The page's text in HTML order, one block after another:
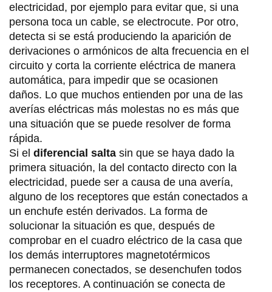
electricidad, por ejemplo para evitar que, si una
persona toca un cable, se electrocute. Por otro,
detecta si se está produciendo la aparición de
derivaciones o armónicos de alta frecuencia en el
circuito y corta la corriente eléctrica de manera
automática, para impedir que se ocasionen
daños. Lo que muchos entienden por una de las
averías eléctricas más molestas no es más que
una situación que se puede resolver de forma
rápida.
Si el diferencial salta sin que se haya dado la
primera situación, la del contacto directo con la
electricidad, puede ser a causa de una avería,
alguno de los receptores que están conectados a
un enchufe estén derivados. La forma de
solucionar la situación es que, después de
comprobar en el cuadro eléctrico de la casa que
los demás interruptores magnetotérmicos
permanecen conectados, se desenchufen todos
los receptores. A continuación se conecta de